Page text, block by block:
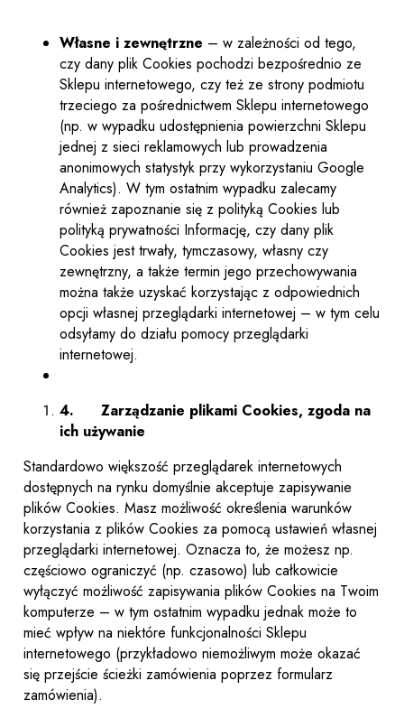
Własne i zewnętrzne – w zależności od tego,
czy dany plik Cookies pochodzi bezpośrednio ze
Sklepu internetowego, czy też ze strony podmiotu
trzeciego za pośrednictwem Sklepu internetowego
(np. w wypadku udostępnienia powierzchni Sklepu
jednej z sieci reklamowych lub prowadzenia
anonimowych statystyk przy wykorzystaniu Google
Analytics). W tym ostatnim wypadku zalecamy
również zapoznanie się z polityką Cookies lub
polityką prywatności Informację, czy dany plik
Cookies jest trwały, tymczasowy, własny czy
zewnętrzny, a także termin jego przechowywania
można także uzyskać korzystając z odpowiednich
opcji własnej przeglądarki internetowej – w tym celu
odsyłamy do działu pomocy przeglądarki
internetowej.
4. Zarządzanie plikami Cookies, zgoda na
ich używanie
Standardowo większość przeglądarek internetowych
dostępnych na rynku domyślnie akceptuje zapisywanie
plików Cookies. Masz możliwość określenia warunków
korzystania z plików Cookies za pomocą ustawień własnej
przeglądarki internetowej. Oznacza to, że możesz np.
częściowo ograniczyć (np. czasowo) lub całkowicie
wyłączyć możliwość zapisywania plików Cookies na Twoim
komputerze – w tym ostatnim wypadku jednak może to
mieć wpływ na niektóre funkcjonalności Sklepu
internetowego (przykładowo niemożliwym może okazać
się przejście ścieżki zamówienia poprzez formularz
zamówienia).